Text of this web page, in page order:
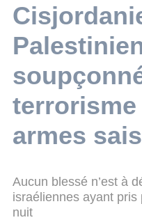
terrorisme
armes
Aucun blessé n’est à
israéliennes ayant
nuit